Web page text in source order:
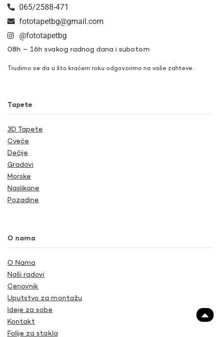
065/2588-471
fototapetbg@gmail.com
@fototapetbg
08h – 16h svakog radnog dana i subotom
Trudimo se da u što kraćem roku odgovorimo na vaše zahteve.
Tapete
3D Tapete
Cveće
Dečije
Gradovi
Morske
Naslikane
Pozadine
O nama
O Nama
Naši radovi
Cenovnik
Uputstvo za montažu
Ideje za sobe
Kontakt
Folije za stakla